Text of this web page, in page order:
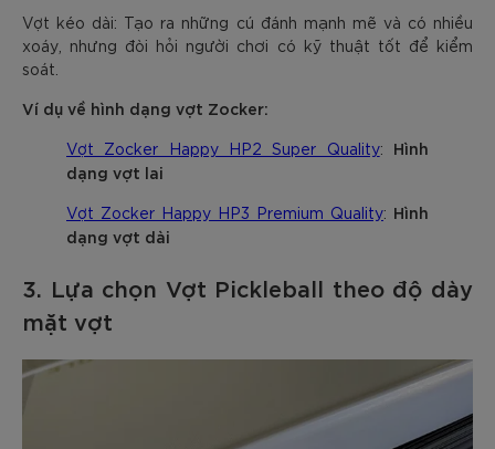
Vợt kéo dài: Tạo ra những cú đánh mạnh mẽ và có nhiều
xoáy, nhưng đòi hỏi người chơi có kỹ thuật tốt để kiểm
soát.
Ví dụ về hình dạng vợt Zocker:
Vợt Zocker Happy HP2 Super Quality: Hình
dạng vợt lai
Vợt Zocker Happy HP3 Premium Quality: Hình
dạng vợt dài
3. Lựa chọn Vợt Pickleball theo độ dày
mặt vợt